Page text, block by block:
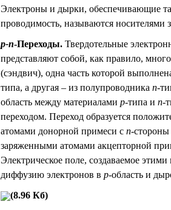
Электроны и дырки, обеспечивающие
проводимость, называются носителями
p-n-Переходы. Твердотельные
представляют собой, как правило,
(сэндвич), одна часть которой
типа, а другая – из полупроводника n-
область между материалами p-типа и n-
переходом. Переход образуется
атомами донорной примеси с n-стороны
заряженными атомами акцепторной
Электрическое поле, создаваемое
диффузию электронов в p-область и
(8.96 Кб)